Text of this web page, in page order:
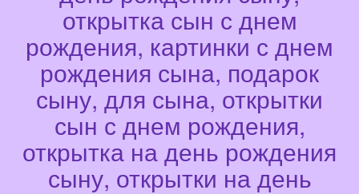
открытка сын с днем
рождения, картинки с днем
рождения сына, подарок
сыну, для сына, открытки
сын с днем рождения,
открытка на день рождения
сыну, открытки на день